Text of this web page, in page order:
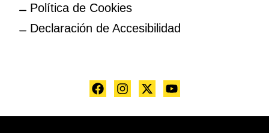
Política de Cookies
Declaración de Accesibilidad